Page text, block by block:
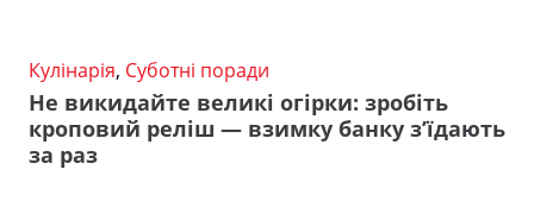
Кулінарія, Суботні поради
Не викидайте великі огірки: зробіть
кроповий реліш — взимку банку з’їдають
за раз